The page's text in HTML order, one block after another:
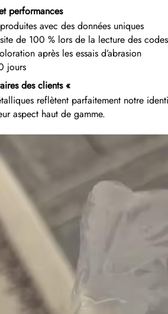
performances
avec des données uniques
de 100 % lors de la lecture des
après les essais d’abrasion
jours
des clients «
reflètent parfaitement notre
aspect haut de gamme.